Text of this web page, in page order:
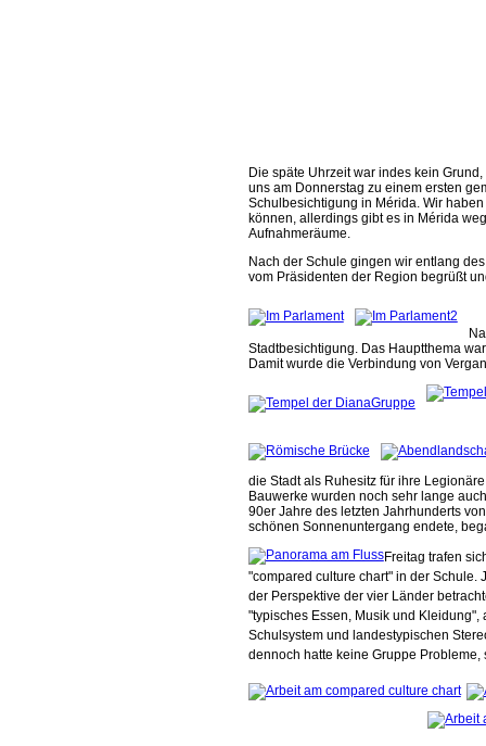
Die späte Uhrzeit war indes kein
uns am Donnerstag zu einem ersten
Schulbesichtigung in Mérida. Wir
können, allerdings gibt es in Mérida
Aufnahmeräume.
Nach der Schule gingen wir entlang
vom Präsidenten der Region begrüßt
Stadtbesichtigung. Das Hauptthema
Damit wurde die Verbindung von
die Stadt als Ruhesitz für ihre
Bauwerke wurden noch sehr lange
90er Jahre des letzten Jahrhunderts
schönen Sonnenuntergang endete,
Freitag trafen
"compared culture chart" in der Schule.
der Perspektive der vier Länder
"typisches Essen, Musik und
Schulsystem und landestypischen
dennoch hatte keine Gruppe